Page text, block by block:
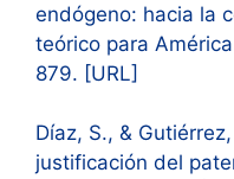
endógeno: hacia la
teórico para
879. [URL]
Díaz, S., &
justificación del